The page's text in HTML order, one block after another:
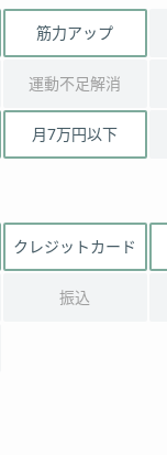
筋力アップ
運動不足解消
月7万円以下
クレジットカード
振込